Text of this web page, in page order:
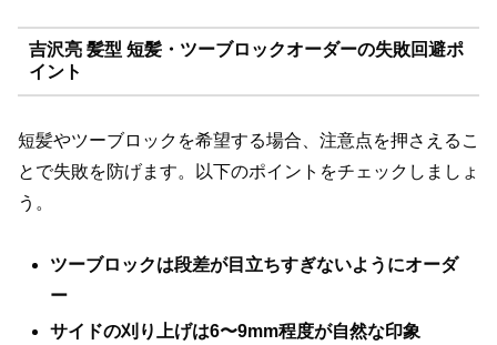
吉沢亮 髪型 短髪・ツーブロックオーダーの失敗回避ポ
イント
短髪やツーブロックを希望する場合、注意点を押さえるこ
とで失敗を防げます。以下のポイントをチェックしましょ
う。
ツーブロックは段差が目立ちすぎないようにオーダ
ー
サイドの刈り上げは6〜9mm程度が自然な印象